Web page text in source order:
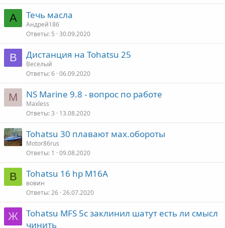
А Течь масла
Андрей186
Ответы 5 30.09.2020
В Дистанция на Tohatsu 25
Веселый
Ответы 6 06.09.2020
M NS Marine 9.8 - вопрос по работе
Maxless
Ответы 3 13.08.2020
Tohatsu 30 плавают мах.обороты
Motor86rus
Ответы 1 09.08.2020
В Tohatsu 16 hp M16A
вовин
Ответы 26 26.07.2020
Ж
Tohatsu MFS 5c заклинил шатут есть ли смысл
чинить